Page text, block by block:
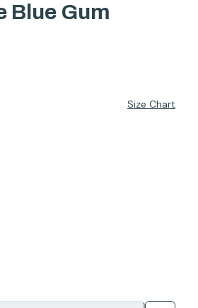
Blue Gum
Size Chart